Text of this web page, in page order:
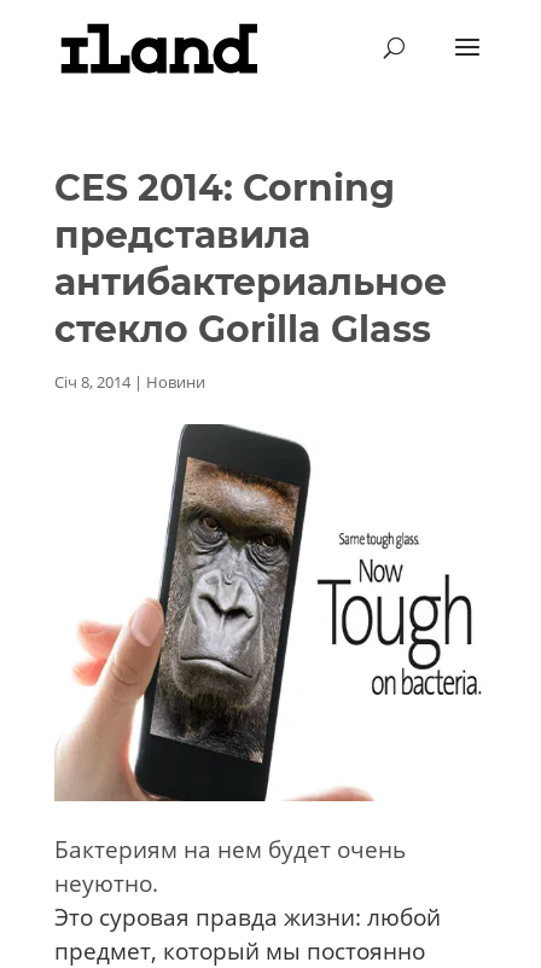
CES 2014: Corning
представила
антибактериальное
стекло Gorilla Glass
Січ 8, 2014| Новини
Бактериям на нем будет очень
неуютно.
Это суровая правда жизни: любой
предмет, который мы постоянно